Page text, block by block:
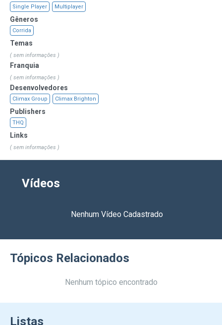
Single Player Multiplayer
Gêneros
Corrida
Temas
( sem informações )
Franquia
( sem informações )
Desenvolvedores
Climax Group Climax Brighton
Publishers
THQ
Links
( sem informações )
Vídeos
Nenhum Vídeo Cadastrado
Tópicos Relacionados
Nenhum tópico encontrado
Listas